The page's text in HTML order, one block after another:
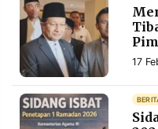
PT.
RESOLUSI
MEDIA
17